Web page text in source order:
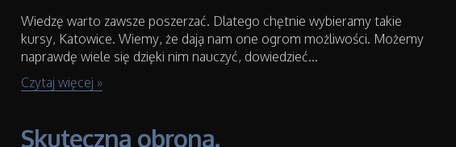
Wiedzę warto zawsze poszerzać. Dlatego chętnie wybieramy takie
kursy, Katowice. Wiemy, że dają nam one ogrom możliwości. Możemy
naprawdę wiele się dzięki nim nauczyć, dowiedzieć...
Czytaj więcej »
Skuteczna obrona.